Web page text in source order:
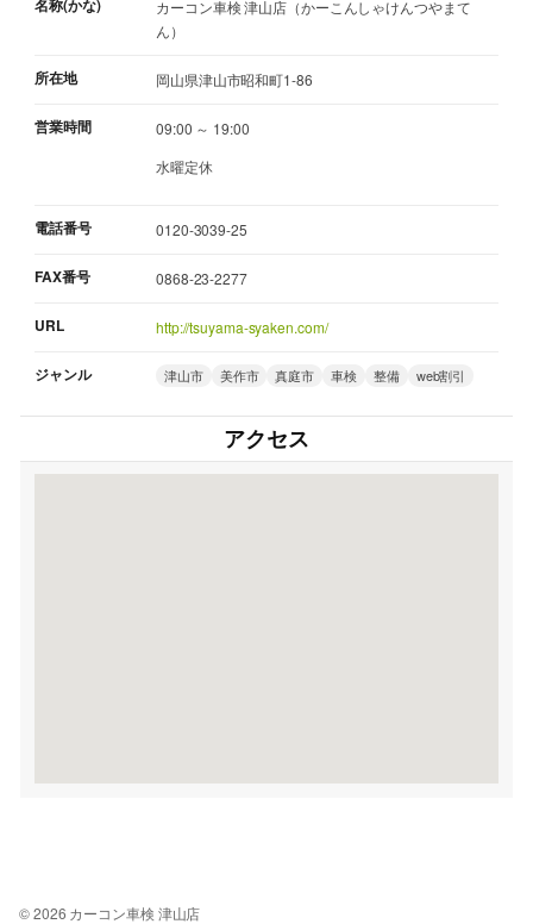
名称(かな)
カーコン車検 津山店（かーこんしゃけんつやまて
ん）
所在地 岡山県津山市昭和町1-86
営業時間
09:00 ～ 19:00
水曜定休
電話番号 0120-3039-25
FAX番号 0868-23-2277
URL http://tsuyama-syaken.com/
ジャンル 津山市 美作市 真庭市 車検 整備 web割引
アクセス
© 2026 カーコン車検 津山店